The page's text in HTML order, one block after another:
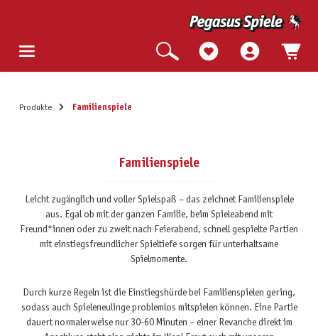
Produkte Familienspiele
Familienspiele
Leicht zugänglich und voller Spielspaß – das zeichnet Familienspiele
aus. Egal ob mit der ganzen Familie, beim Spieleabend mit
Freund*innen oder zu zweit nach Feierabend, schnell gespielte Partien
mit einstiegsfreundlicher Spieltiefe sorgen für unterhaltsame
Spielmomente.
Durch kurze Regeln ist die Einstiegshürde bei Familienspielen gering,
sodass auch Spieleneulinge problemlos mitspielen können. Eine Partie
dauert normalerweise nur 30-60 Minuten – einer Revanche direkt im